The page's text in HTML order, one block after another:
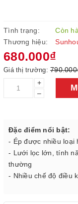
Tình trạng:
Còn
Thương hiệu:
680.000₫
Giá thị trường:
+
–
Đặc điểm nổi bật:
- Ép được nhiều loại
- Lưới lọc lớn, tính
thường
- Nhiều chế độ điều